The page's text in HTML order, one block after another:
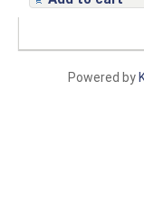
Powered by